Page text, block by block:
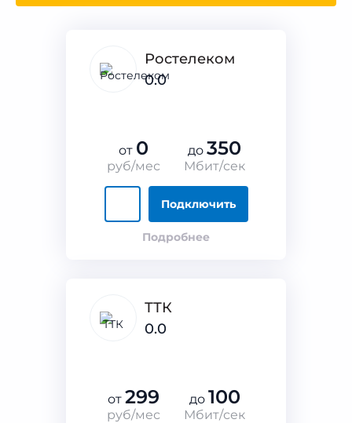
Ростелеком
0.0
от 0
руб/мес
до 350
Мбит/сек
Подключить
Подробнее
ТТК
0.0
от 299
руб/мес
до 100
Мбит/сек